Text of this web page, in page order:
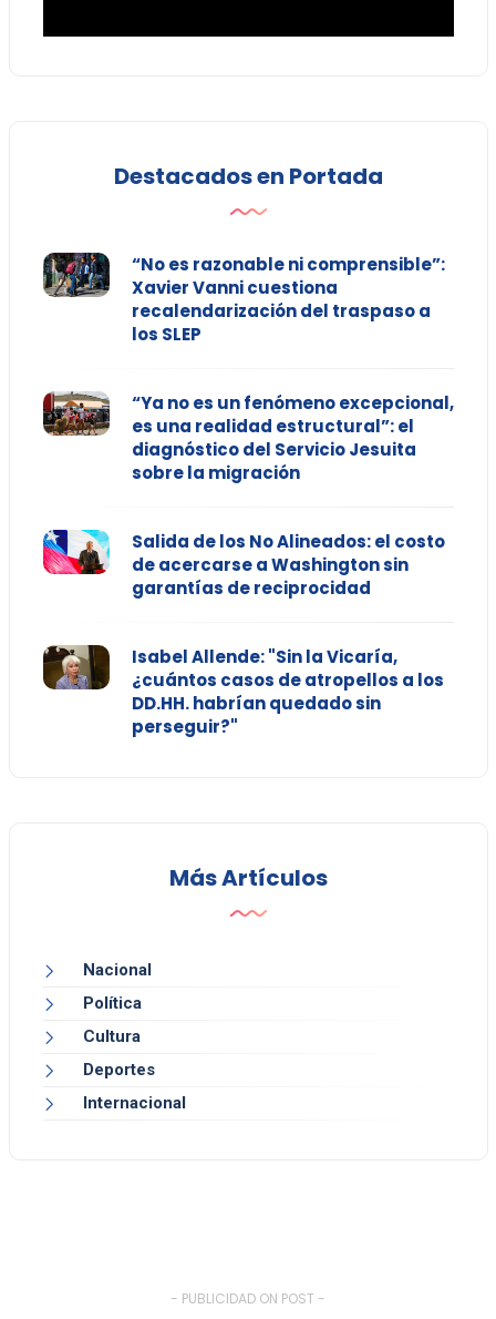
Destacados en Portada
“No es razonable ni comprensible”:
Xavier Vanni cuestiona
recalendarización del traspaso a
los SLEP
“Ya no es un fenómeno excepcional,
es una realidad estructural”: el
diagnóstico del Servicio Jesuita
sobre la migración
Salida de los No Alineados: el costo
de acercarse a Washington sin
garantías de reciprocidad
Isabel Allende: "Sin la Vicaría,
¿cuántos casos de atropellos a los
DD.HH. habrían quedado sin
perseguir?"
Más Artículos
Nacional
Política
Cultura
Deportes
Internacional
- PUBLICIDAD ON POST -